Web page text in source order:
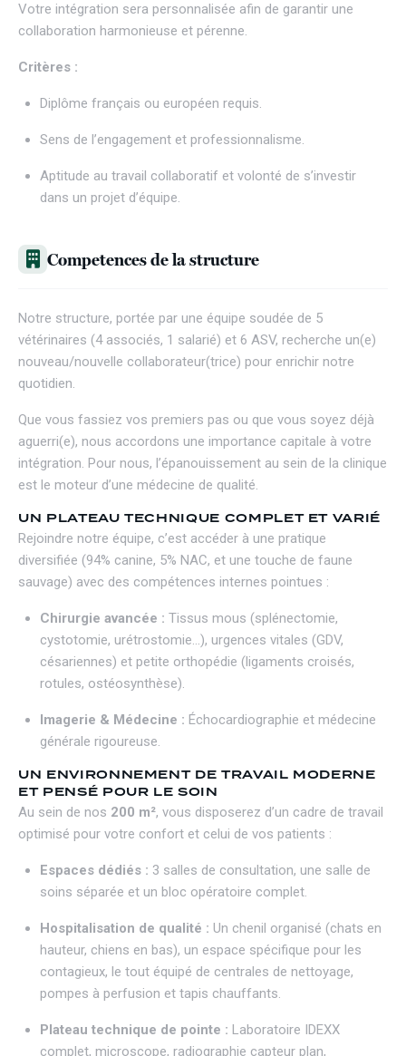
Votre intégration sera personnalisée afin de garantir une
collaboration harmonieuse et pérenne.
Critères :
Diplôme français ou européen requis.
Sens de l’engagement et professionnalisme.
Aptitude au travail collaboratif et volonté de s’investir
dans un projet d’équipe.
Competences de la structure
Notre structure, portée par une équipe soudée de 5
vétérinaires (4 associés, 1 salarié) et 6 ASV, recherche un(e)
nouveau/nouvelle collaborateur(trice) pour enrichir notre
quotidien.
Que vous fassiez vos premiers pas ou que vous soyez déjà
aguerri(e), nous accordons une importance capitale à votre
intégration. Pour nous, l’épanouissement au sein de la clinique
est le moteur d’une médecine de qualité.
UN PLATEAU TECHNIQUE COMPLET ET VARIÉ
Rejoindre notre équipe, c’est accéder à une pratique
diversifiée (94% canine, 5% NAC, et une touche de faune
sauvage) avec des compétences internes pointues :
Chirurgie avancée : Tissus mous (splénectomie,
cystotomie, urétrostomie…), urgences vitales (GDV,
césariennes) et petite orthopédie (ligaments croisés,
rotules, ostéosynthèse).
Imagerie & Médecine : Échocardiographie et médecine
générale rigoureuse.
UN ENVIRONNEMENT DE TRAVAIL MODERNE
ET PENSÉ POUR LE SOIN
Au sein de nos 200 m², vous disposerez d’un cadre de travail
optimisé pour votre confort et celui de vos patients :
Espaces dédiés : 3 salles de consultation, une salle de
soins séparée et un bloc opératoire complet.
Hospitalisation de qualité : Un chenil organisé (chats en
hauteur, chiens en bas), un espace spécifique pour les
contagieux, le tout équipé de centrales de nettoyage,
pompes à perfusion et tapis chauffants.
Plateau technique de pointe : Laboratoire IDEXX
complet, microscope, radiographie capteur plan,